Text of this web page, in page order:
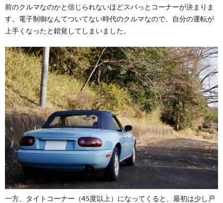
前のクルマなのかと信じられないほどスパっとコーナーが決まりま
す。電子制御なんてついてない時代のクルマなので、自分の運転が
上手くなったと錯覚してしまいました。
一方、タイトコーナー（45度以上）になってくると、最初は少し戸